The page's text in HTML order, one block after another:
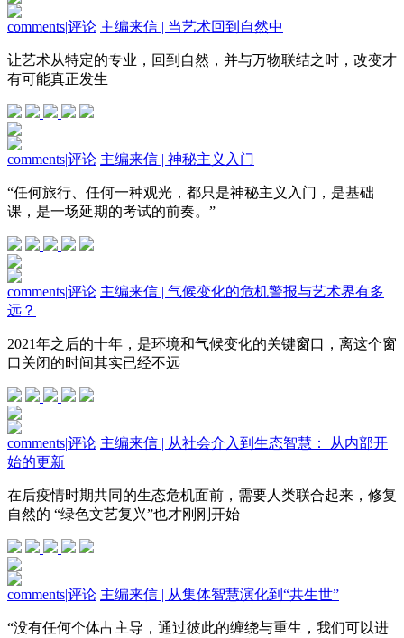
comments|评论 主编来信 | 当艺术回到自然中
让艺术从特定的专业，回到自然，并与万物联结之时，改变才
有可能真正发生
comments|评论 主编来信 | 神秘主义入门
“任何旅行、任何一种观光，都只是神秘主义入门，是基础
课，是一场延期的考试的前奏。”
comments|评论 主编来信 | 气候变化的危机警报与艺术界有多
远？
2021年之后的十年，是环境和气候变化的关键窗口，离这个窗
口关闭的时间其实已经不远
comments|评论 主编来信 | 从社会介入到生态智慧： 从内部开
始的更新
在后疫情时期共同的生态危机面前，需要人类联合起来，修复
自然的 “绿色文艺复兴”也才刚刚开始
comments|评论 主编来信 | 从集体智慧演化到“共生世”
“没有任何个体占主导，通过彼此的缠绕与重生，我们可以进